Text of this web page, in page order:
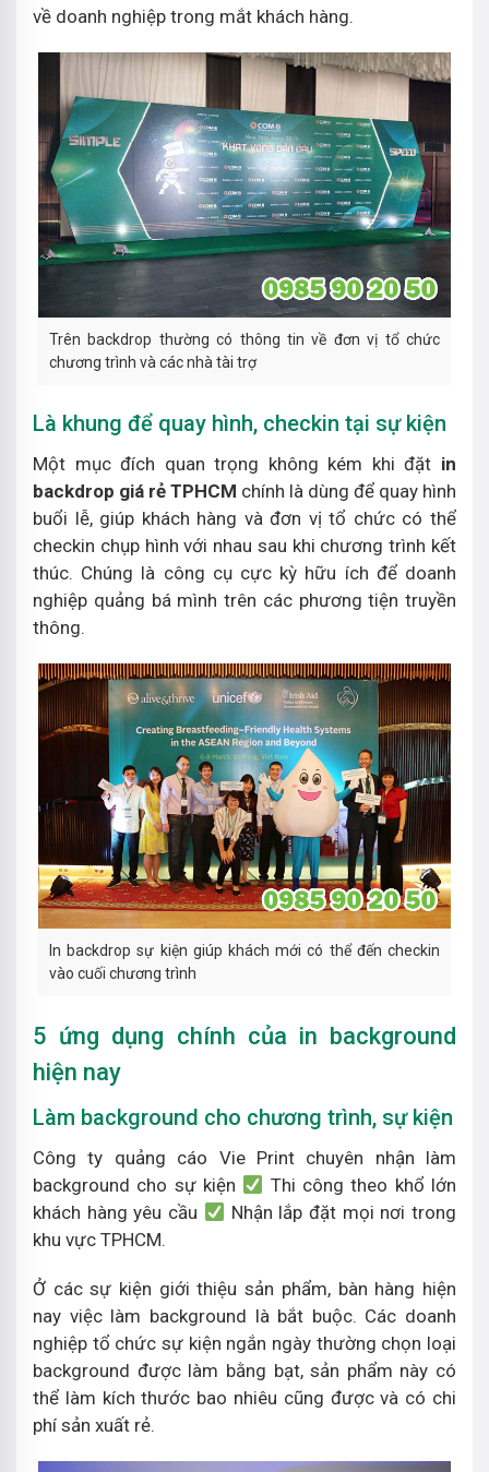
về doanh nghiệp trong mắt khách hàng.
Trên backdrop thường có thông tin về đơn vị tổ chức
chương trình và các nhà tài trợ
Là khung để quay hình, checkin tại sự kiện
Một mục đích quan trọng không kém khi đặt in
backdrop giá rẻ TPHCM chính là dùng để quay hình
buổi lễ, giúp khách hàng và đơn vị tổ chức có thể
checkin chụp hình với nhau sau khi chương trình kết
thúc. Chúng là công cụ cực kỳ hữu ích để doanh
nghiệp quảng bá mình trên các phương tiện truyền
thông.
In backdrop sự kiện giúp khách mới có thể đến checkin
vào cuối chương trình
5 ứng dụng chính của in background
hiện nay
Làm background cho chương trình, sự kiện
Công ty quảng cáo Vie Print chuyên nhận làm
background cho sự kiện
Thi công theo khổ lớn
khách hàng yêu cầu
Nhận lắp đặt mọi nơi trong
khu vực TPHCM.
Ở các sự kiện giới thiệu sản phẩm, bàn hàng hiện
nay việc làm background là bắt buộc. Các doanh
nghiệp tổ chức sự kiện ngắn ngày thường chọn loại
background được làm bằng bạt, sản phẩm này có
thể làm kích thước bao nhiêu cũng được và có chi
phí sản xuất rẻ.